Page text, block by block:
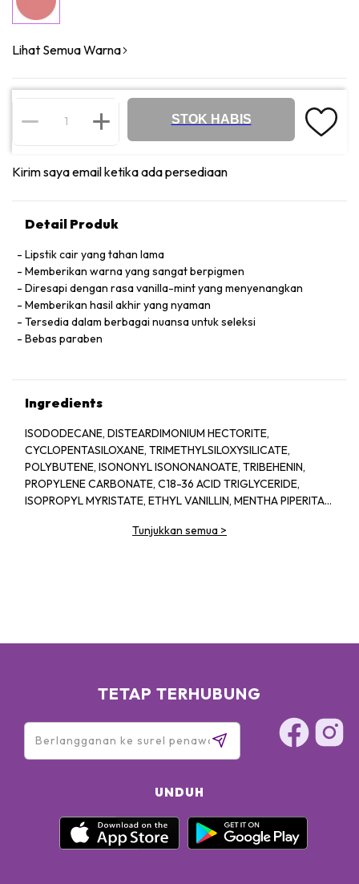
Lihat Semua Warna
STOK HABIS
Kirim saya email ketika ada persediaan
Detail Produk
Lipstik cair yang tahan lama
Memberikan warna yang sangat berpigmen
Diresapi dengan rasa vanilla-mint yang menyenangkan
Memberikan hasil akhir yang nyaman
Tersedia dalam berbagai nuansa untuk seleksi
Bebas paraben
Ingredients
ISODODECANE, DISTEARDIMONIUM HECTORITE,
CYCLOPENTASILOXANE, TRIMETHYLSILOXYSILICATE,
POLYBUTENE, ISONONYL ISONONANOATE, TRIBEHENIN,
PROPYLENE CARBONATE, C18-36 ACID TRIGLYCERIDE,
ISOPROPYL MYRISTATE, ETHYL VANILLIN, MENTHA PIPERITA
STEARALKONIUM HECTORITE, POLYHYDROXYSTEARIC ACID,
Tunjukkan semua >
TETAP TERHUBUNG
UNDUH